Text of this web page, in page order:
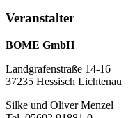
Veranstalter
BOME GmbH
Landgrafenstraße 14-16
37235 Hessisch Lichtenau
Silke und Oliver Menzel